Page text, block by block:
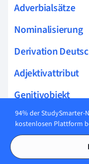
Adverbialsätze
Nominalisierung
Derivation
Adjektivattribut
Genitivobjekt
Ausrufesatz
Satzreihe
Aussagesatz
94% der StudySmarter-
kostenlosen Plattform